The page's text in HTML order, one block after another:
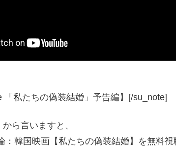
「私たちの偽装結婚」予告編】[/su_note]
ら言いますと、
：韓国映画【私たちの偽装結婚】を無料